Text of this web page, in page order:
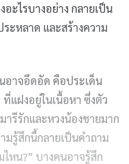
ะไรบางอย่าง กลายเป็น
ะหลาด และสร้างความ
อาจอึดอัด คือประเด็น
แฝงอยู่ในเนื้อหา ซึ่งตัว
ารีรักและหวงน้องชายมาก
มรู้สึกนี้กลายเป็นคำถาม
ไหน?” บางคนอาจรู้สึก